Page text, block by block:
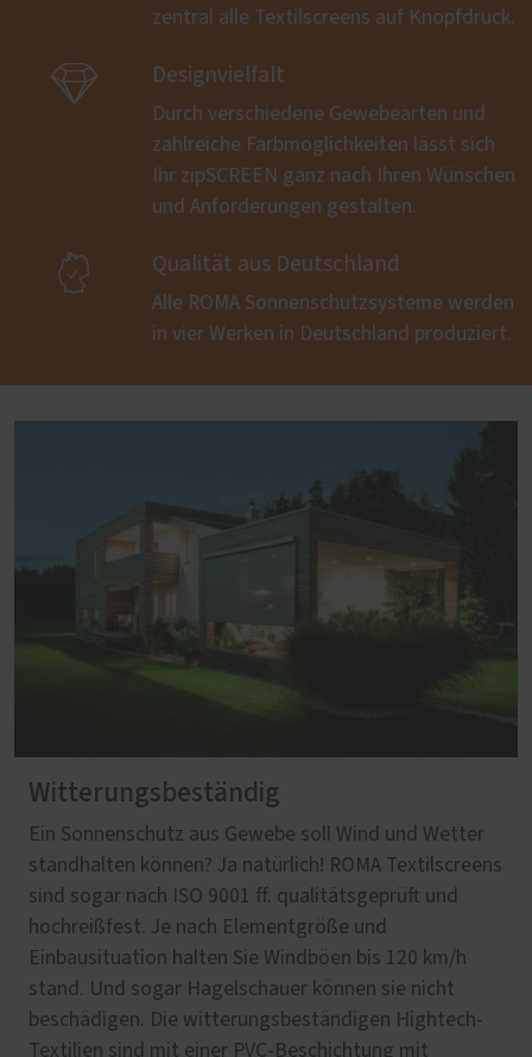
zentral alle Textilscreens auf Knopfdruck.
 Designvielfalt
Durch verschiedene Gewebearten und
zahlreiche Farbmöglichkeiten lässt sich
Ihr zipSCREEN ganz nach Ihren Wünschen
und Anforderungen gestalten.
 Qualität aus Deutschland
Alle ROMA Sonnenschutzsysteme werden
in vier Werken in Deutschland produziert.
Witterungsbeständig
Ein Sonnenschutz aus Gewebe soll Wind und Wetter
standhalten können? Ja natürlich! ROMA Textilscreens
sind sogar nach ISO 9001 ff. qualitätsgeprüft und
hochreißfest. Je nach Elementgröße und
Einbausituation halten Sie Windböen bis 120 km/h
stand. Und sogar Hagelschauer können sie nicht
beschädigen. Die witterungsbeständigen Hightech-
Textilien sind mit einer PVC-Beschichtung mit